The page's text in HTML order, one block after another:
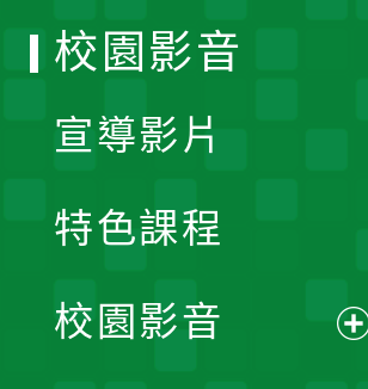
校園影音
宣導影片
特色課程
校園影音